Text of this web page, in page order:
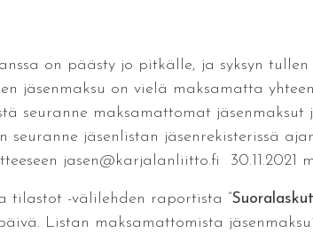
on päästy jo pitkälle, ja syksyn
jäsenmaksu on vielä maksamatta
seuranne maksamattomat
jäsenlistan jäsenrekisterissä
jasen@karjalanliitto.fi 30.11.2021
tilastot -välilehden raportista ”
Listan maksamattomista